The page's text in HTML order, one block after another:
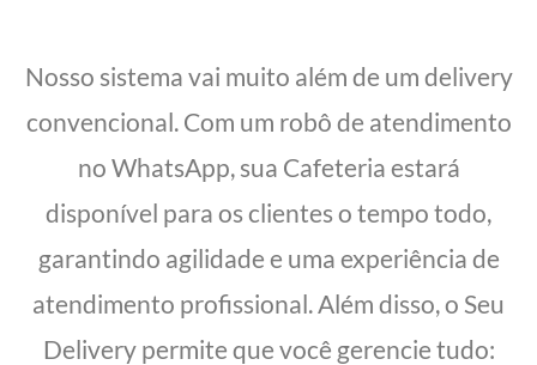
Nosso sistema vai muito além de um delivery
convencional. Com um robô de atendimento
no WhatsApp, sua Cafeteria estará
disponível para os clientes o tempo todo,
garantindo agilidade e uma experiência de
atendimento profissional. Além disso, o Seu
Delivery permite que você gerencie tudo: